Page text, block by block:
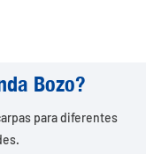
Bozo?
para diferentes